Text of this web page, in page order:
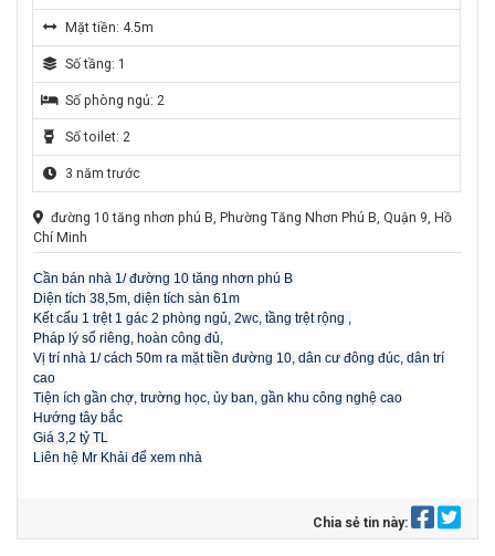
Mặt tiền: 4.5m
Số tầng: 1
Số phòng ngủ: 2
Số toilet: 2
3 năm trước
đường 10 tăng nhơn phú B, Phường Tăng Nhơn Phú B, Quận 9, Hồ
Chí Minh
Cần bán nhà 1/ đường 10 tăng nhơn phú B
Diện tích 38,5m, diện tích sàn 61m
Kết cấu 1 trệt 1 gác 2 phòng ngủ, 2wc, tầng trệt rộng ,
Pháp lý sổ riêng, hoàn công đủ,
Vị trí nhà 1/ cách 50m ra mặt tiền đường 10, dân cư đông đúc, dân trí
cao
Tiện ích gần chợ, trường học, ủy ban, gần khu công nghệ cao
Hướng tây bắc
Giá 3,2 tỷ TL
Liên hệ Mr Khải để xem nhà
Chia sẻ tin này: